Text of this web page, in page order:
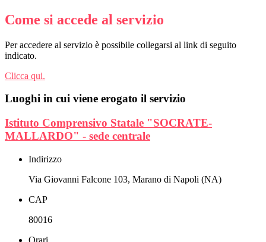
Come si accede al servizio
Per accedere al servizio è possibile collegarsi al link di seguito
indicato.
Clicca qui.
Luoghi in cui viene erogato il servizio
Istituto Comprensivo Statale "SOCRATE-
MALLARDO" - sede centrale
Indirizzo
Via Giovanni Falcone 103, Marano di Napoli (NA)
CAP
80016
Orari